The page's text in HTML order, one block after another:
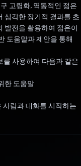
고령화, 역동적인 젊은
심각한 장기적 결과를 초
발전을 활용하여 젊은이
도움말과 제안을 통해
사용하여 다음과 같은
한 도움말
람과 대화를 시작하는